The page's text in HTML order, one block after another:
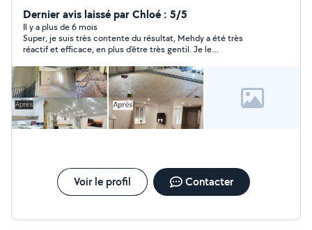
chez des particulier . Jugez en par vous même selon les
photos .
Dernier avis laissé par Chloé : 5/5
Il y a plus de 6 mois
Super, je suis très contente du résultat, Mehdy a été très
réactif et efficace, en plus d’être très gentil. Je le
Voir le profil Contacter